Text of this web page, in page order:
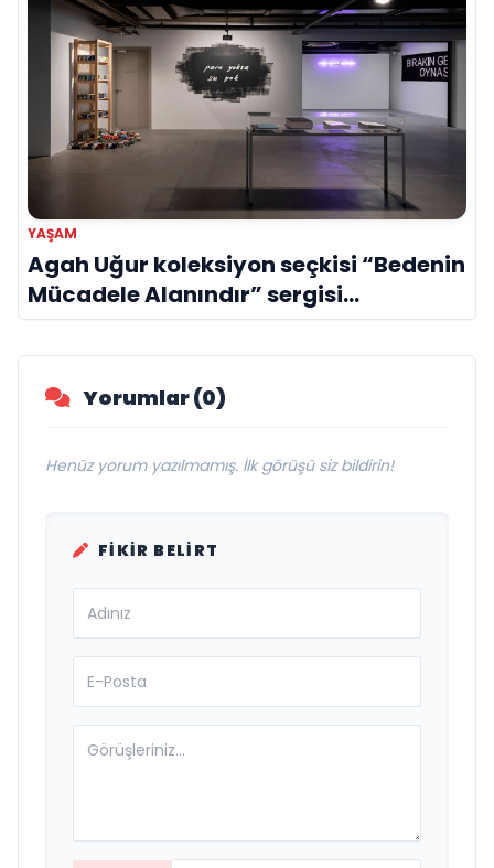
YAŞAM
Agah Uğur koleksiyon seçkisi “Bedenin
Mücadele Alanındır” sergisi
sanatseverlerle buluştu
Yorumlar (0)
Henüz yorum yazılmamış. İlk görüşü siz bildirin!
FIKIR BELIRT